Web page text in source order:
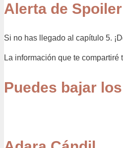
Alerta de
Si no has llegado al capítulo 5.
La información que te compartiré
Puedes bajar